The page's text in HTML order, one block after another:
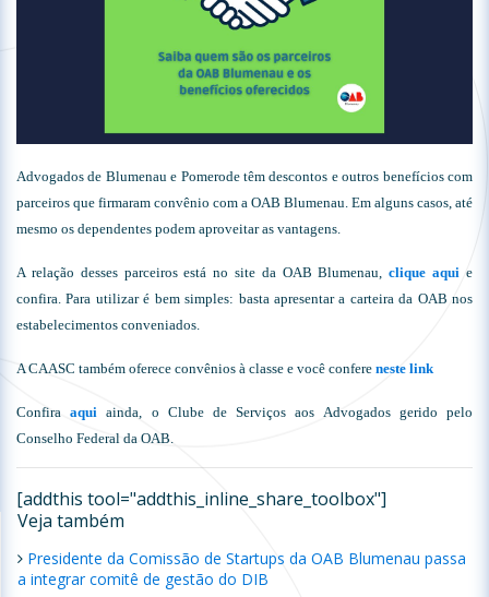
Advogados de Blumenau e Pomerode têm descontos e outros benefícios com
parceiros que firmaram convênio com a OAB Blumenau. Em alguns casos, até
mesmo os dependentes podem aproveitar as vantagens.
A relação desses parceiros está no site da OAB Blumenau,clique aqui e
confira. Para utilizar é bem simples: basta apresentar a carteira da OAB nos
estabelecimentos conveniados.
A CAASC também oferece convênios à classe e você confere neste link
Confiraaqui ainda, o Clube de Serviços aos Advogados gerido pelo
Conselho Federal da OAB.
[addthis tool="addthis_inline_share_toolbox"]
Veja também
Presidente da Comissão de Startups da OAB Blumenau passa
a integrar comitê de gestão do DIB